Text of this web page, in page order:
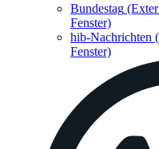
Bundestag
Fenster)
hib-Nachrichten
Fenster)